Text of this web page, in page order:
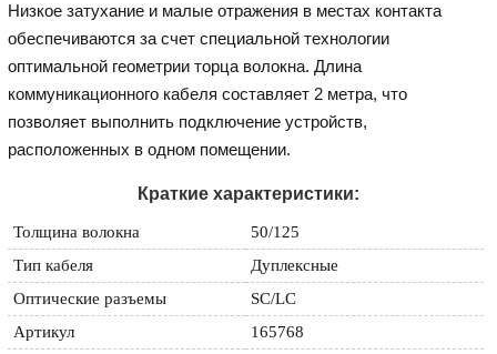
Низкое затухание и малые отражения в местах контакта
обеспечиваются за счет специальной технологии
оптимальной геометрии торца волокна. Длина
коммуникационного кабеля составляет 2 метра, что
позволяет выполнить подключение устройств,
расположенных в одном помещении.
Краткие характеристики:
Толщина волокна
50/125
Тип кабеля
Дуплексные
Оптические разъемы
SC/LC
Артикул
165768